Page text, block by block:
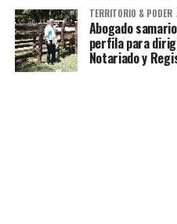
TERRITORIO & PODER
Abogado
perfila para
Notariado y